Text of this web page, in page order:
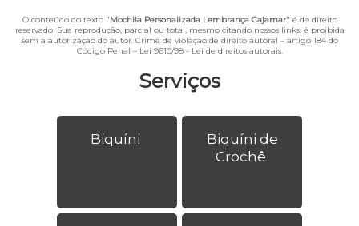
Serviços
Biquíni
Biquíni de
Crochê
O conteúdo do texto "Mochila Personalizada Lembrança Cajamar" é de direito
reservado. Sua reprodução, parcial ou total, mesmo citando nossos links, é proibida
sem a autorização do autor. Crime de violação de direito autoral – artigo 184 do
Código Penal – Lei 9610/98 - Lei de direitos autorais.